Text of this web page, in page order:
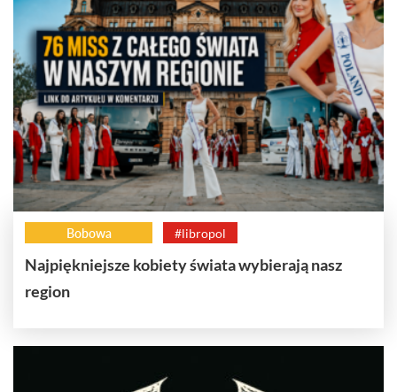
Bobowa #libropol
Najpiękniejsze kobiety świata wybierają nasz
region